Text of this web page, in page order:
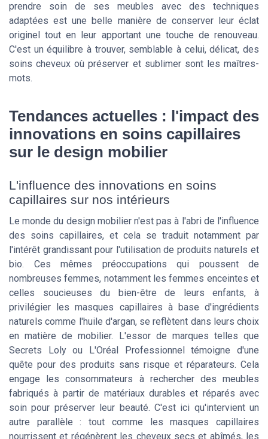
prendre soin de ses meubles avec des techniques
adaptées est une belle manière de conserver leur éclat
originel tout en leur apportant une touche de renouveau.
C'est un équilibre à trouver, semblable à celui, délicat, des
soins cheveux où préserver et sublimer sont les maîtres-
mots.
Tendances actuelles : l'impact des
innovations en soins capillaires
sur le design mobilier
L'influence des innovations en soins
capillaires sur nos intérieurs
Le monde du design mobilier n'est pas à l'abri de l'influence
des soins capillaires, et cela se traduit notamment par
l'intérêt grandissant pour l'utilisation de produits naturels et
bio. Ces mêmes préoccupations qui poussent de
nombreuses femmes, notamment les femmes enceintes et
celles soucieuses du bien-être de leurs enfants, à
privilégier les masques capillaires à base d'ingrédients
naturels comme l'huile d'argan, se reflètent dans leurs choix
en matière de mobilier. L'essor de marques telles que
Secrets Loly ou L'Oréal Professionnel témoigne d'une
quête pour des produits sans risque et réparateurs. Cela
engage les consommateurs à rechercher des meubles
fabriqués à partir de matériaux durables et réparés avec
soin pour préserver leur beauté. C'est ici qu'intervient un
autre parallèle : tout comme les masques capillaires
nourrissent et régénèrent les cheveux secs et abîmés, les